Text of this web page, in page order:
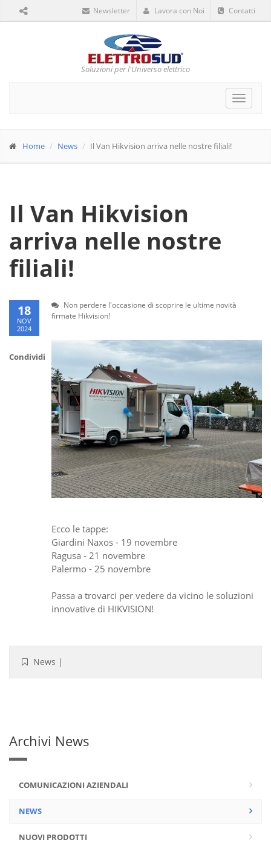
Newsletter Lavora con Noi Contatti
Soluzioni per l'Universo elettrico
Toggle
Home News Il Van Hikvision arriva nelle nostre filiali!
Il Van Hikvision
arriva nelle nostre
filiali!
18
NOV
2024
Condividi
Non perdere l'occasione di scoprire le ultime novità
firmate Hikvision!
Ecco le tappe:
Giardini Naxos - 19 novembre
Ragusa - 21 novembre
Palermo - 25 novembre
Passa a trovarci per vedere da vicino le soluzioni
innovative di HIKVISION!
News |
Archivi News
COMUNICAZIONI AZIENDALI
NEWS
NUOVI PRODOTTI